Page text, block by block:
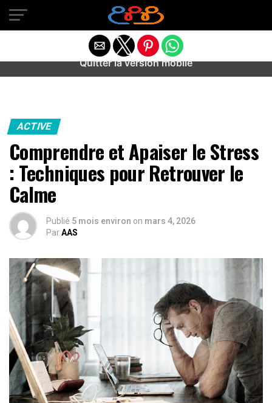
Warning
: preg_match(): Unknown modifier '/' in
/home/u589487443/domains/aideanxietestress.fr/
content/plugins/idev-post-views/includes/class-bots.php
ACTIVE
Comprendre et Apaiser le Stress
: Techniques pour Retrouver le
Calme
Publié 5 mois environ on mars 4, 2026
ParAAS
Quitter la version mobile